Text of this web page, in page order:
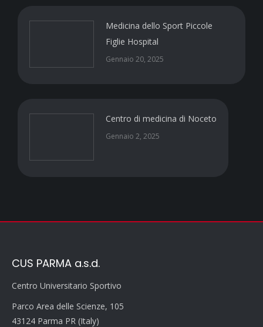
Medicina dello Sport Piccole
Figlie Hospital
Gennaio 20, 2025
Centro di medicina di Noceto
Gennaio 2, 2025
CUS PARMA a.s.d.
Centro Universitario Sportivo
Parco Area delle Scienze, 105
43124 Parma PR (Italy)